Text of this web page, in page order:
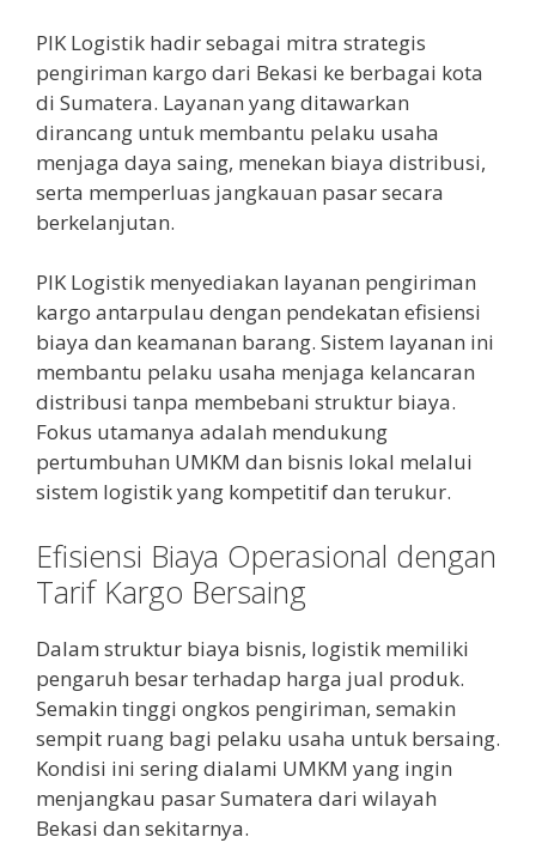
PIK Logistik hadir sebagai mitra strategis
pengiriman kargo dari Bekasi ke berbagai kota
di Sumatera. Layanan yang ditawarkan
dirancang untuk membantu pelaku usaha
menjaga daya saing, menekan biaya distribusi,
serta memperluas jangkauan pasar secara
berkelanjutan.
PIK Logistik menyediakan layanan pengiriman
kargo antarpulau dengan pendekatan efisiensi
biaya dan keamanan barang. Sistem layanan ini
membantu pelaku usaha menjaga kelancaran
distribusi tanpa membebani struktur biaya.
Fokus utamanya adalah mendukung
pertumbuhan UMKM dan bisnis lokal melalui
sistem logistik yang kompetitif dan terukur.
Efisiensi Biaya Operasional dengan
Tarif Kargo Bersaing
Dalam struktur biaya bisnis, logistik memiliki
pengaruh besar terhadap harga jual produk.
Semakin tinggi ongkos pengiriman, semakin
sempit ruang bagi pelaku usaha untuk bersaing.
Kondisi ini sering dialami UMKM yang ingin
menjangkau pasar Sumatera dari wilayah
Bekasi dan sekitarnya.